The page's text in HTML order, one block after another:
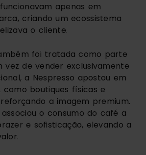
apenas em
criando um ecossistema
o cliente.
foi tratada como parte
vez de vender exclusivamente
a Nespresso apostou em
como boutiques físicas e
a imagem premium.
o consumo do café a
e sofisticação, elevando a